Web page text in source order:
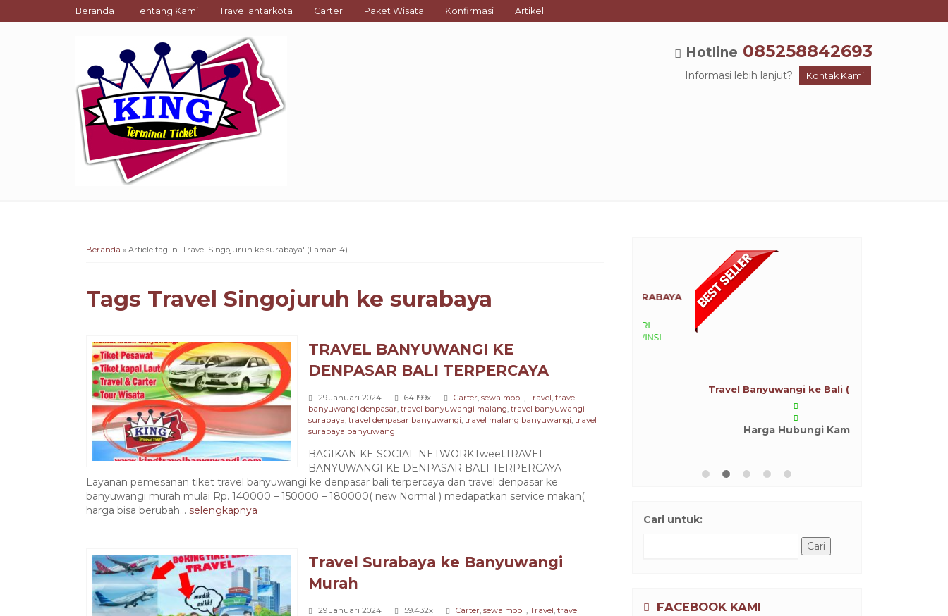
Beranda Tentang Kami Travel antarkota Carter Paket Wisata Konfirmasi Artikel
Hotline 085258842693
Informasi lebih lanjut? Kontak Kami
Beranda » Article tag in 'Travel Singojuruh ke surabaya' (Laman 4)
Tags Travel Singojuruh ke surabaya
TRAVEL BANYUWANGI KE
DENPASAR BALI TERPERCAYA
29 Januari 2024 64.199x Carter, sewa mobil, Travel, travel
banyuwangi denpasar, travel banyuwangi malang, travel banyuwangi
surabaya, travel denpasar banyuwangi, travel malang banyuwangi, travel
surabaya banyuwangi
BAGIKAN KE SOCIAL NETWORKTweetTRAVEL
BANYUWANGI KE DENPASAR BALI TERPERCAYA
Layanan pemesanan tiket travel banyuwangi ke denpasar bali terpercaya dan travel denpasar ke
banyuwangi murah mulai Rp. 140000 – 150000 – 180000( new Normal ) medapatkan service makan(
harga bisa berubah... selengkapnya
Travel Surabaya ke Banyuwangi
Murah
29 Januari 2024 59.432x Carter, sewa mobil, Travel, travel
TRAVEL BANYUWANGI KE SURABAYA
Rp 200.000
Travel Banyuwangi ke Bali ( Denp...
Harga Hubungi Kami